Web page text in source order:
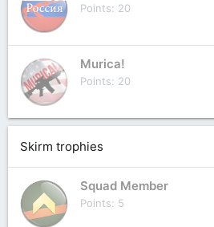
Points 20
Murica!
Points 20
Skirm trophies
Squad Member
Points 5